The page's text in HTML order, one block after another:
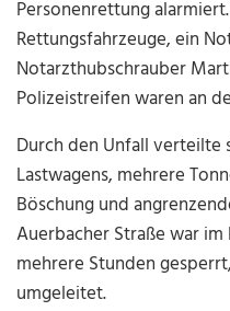
Personenrettung
Rettungsfahrzeuge, ein
Notarzthubschrauber
Polizeistreifen waren an
Durch den Unfall verteilte
Lastwagens, mehrere
Böschung und
Auerbacher Straße war
mehrere Stunden
umgeleitet.